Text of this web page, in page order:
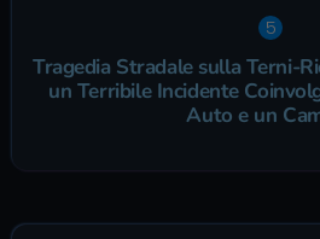
Tragedia Stradale sulla Terni-
un Terribile Incidente
Auto e un